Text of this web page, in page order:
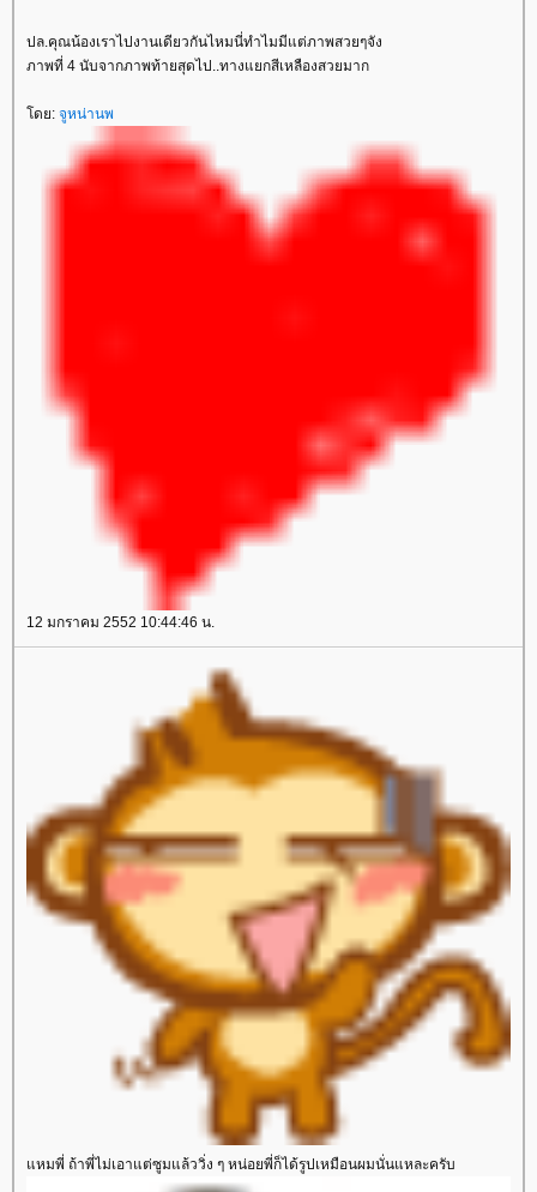
ปล.คุณน้องเราไปงานเดียวกันไหมนี่ทำไมมีแต่ภาพสวยๆจัง
ภาพที่ 4 นับจากภาพท้ายสุดไป..ทางแยกสีเหลืองสวยมาก
ดย: จูหน่านพ
12 มกราคม 2552 10:44:46 น.
หมพี่ ถ้าพี่ไม่เอาแต่ซูมแล้ววิ่ง ๆ หน่อยพี่ก็ได้รูปเหมือนผมนั่นแหละครับ